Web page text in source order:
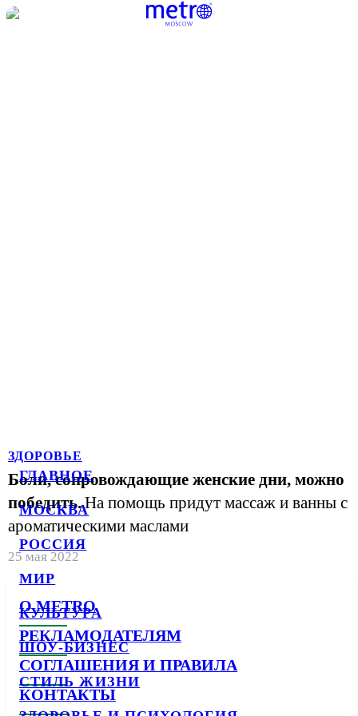
ГЛАВНОЕ
МОСКВА
РОССИЯ
МИР
КУЛЬТУРА
ШОУ-БИЗНЕС
СТИЛЬ ЖИЗНИ
ЗДОРОВЬЕ
Боли, сопровождающие женские дни, можно
победить.На помощь придут массаж и ванны с
ароматическими маслами
25 мая 2022
О METRO
РЕКЛАМОДАТЕЛЯМ
СОГЛАШЕНИЯ И ПРАВИЛА
КОНТАКТЫ